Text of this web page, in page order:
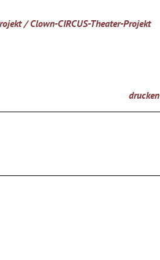
/ Clown-CIRCUS-Theater-Projekt
drucken